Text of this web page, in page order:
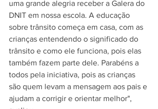
uma grande alegria receber a Galera do
DNIT em nossa escola. A educação
sobre trânsito começa em casa, com as
crianças entendendo o significado do
trânsito e como ele funciona, pois elas
também fazem parte dele. Parabéns a
todos pela iniciativa, pois as crianças
são quem levam a mensagem aos pais e
ajudam a corrigir e orientar melhor",